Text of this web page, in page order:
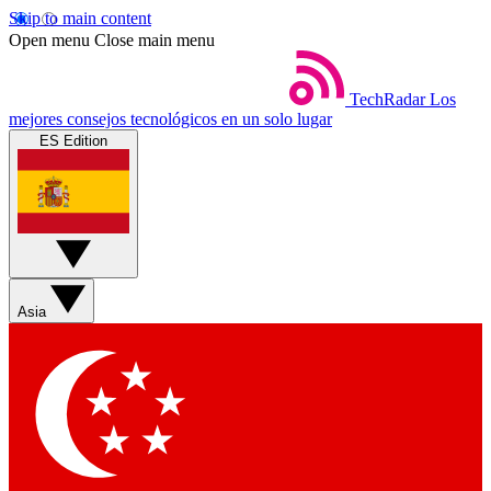
Skip to main content
Open menu Close main menu
TechRadar Los
mejores consejos tecnológicos en un solo lugar
ES Edition
Asia